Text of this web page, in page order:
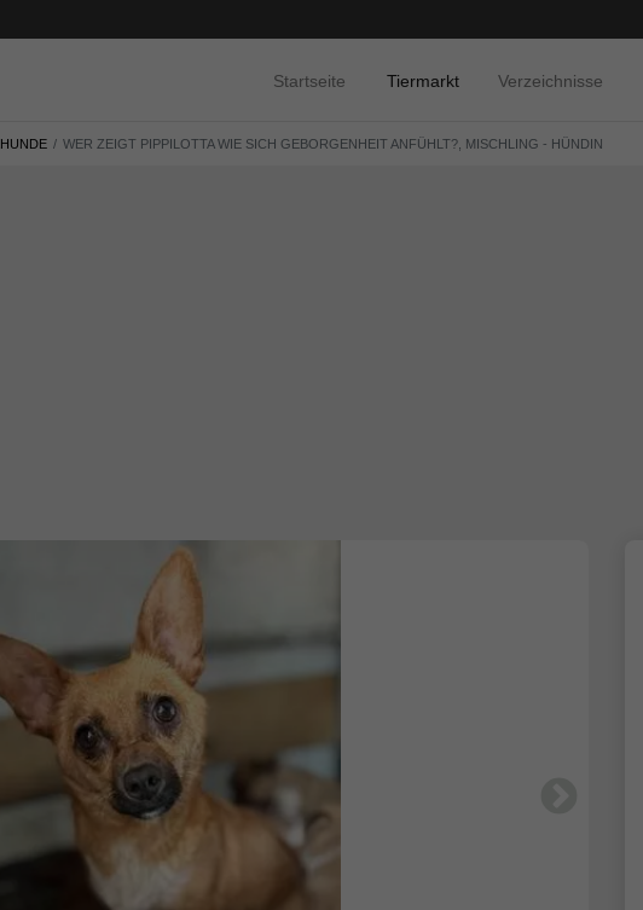
Startseite Tiermarkt Verzeichnisse
WER ZEIGT PIPPILOTTA WIE SICH GEBORGENHEIT ANFÜHLT?, MISCHLING - HÜNDIN